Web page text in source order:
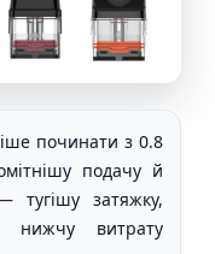
починати з 0.8
подачу й
затяжку,
нижчу витрату